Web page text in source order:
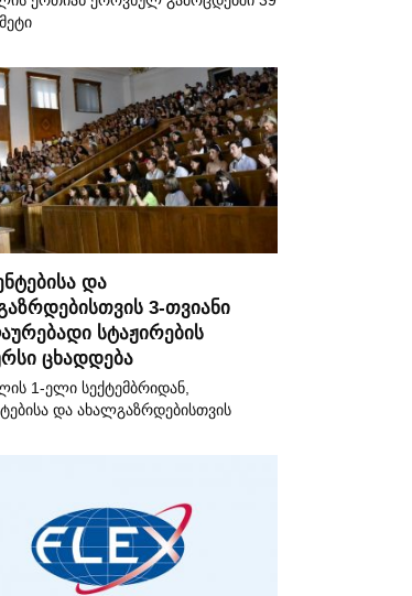
და
3-თვიანი
სტაჟირების
ცხადდება
1-ელი სექტემბრიდან,
და ახალგაზრდებისთვის